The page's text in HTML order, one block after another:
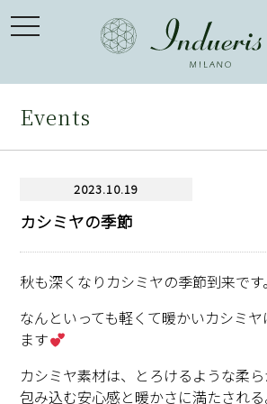
toggle
Events
2023.10.19
カシミヤの季節
秋も深くなりカシミヤの季節到来です。
なんといっても軽くて暖かいカシミ
ます
カシミヤ素材は、とろけるような柔
包み込む安心感と暖かさに満たされる